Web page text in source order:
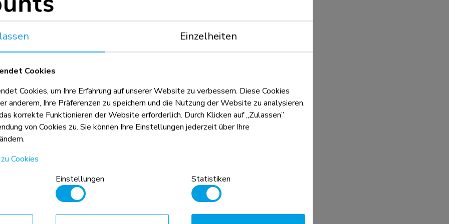
zusätzlich zu schützen. Für eine einfache und effektive
Aufbewahrung kann ein optional erhältliches AV-Rack an der
nicht enthalten
kombiniert mit dem
die VESA-Größe sind absolute
werden.
Einzelheiten
Cookies
Cookies, um Ihre Erfahrung auf unserer Website zu verbessern. Diese Cookies
anderem, Ihre Präferenzen zu speichern und die Nutzung der Website zu analysieren.
korrekte Funktionieren der Website erforderlich. Durch Klicken auf „Zulassen”
von Cookies zu. Sie können Ihre Einstellungen jederzeit über Ihre
Cookies
Einstellungen Statistiken